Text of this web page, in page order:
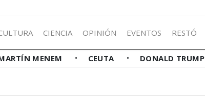
CIENCIA OPINIÓN EVENTOS RESTÓ
MENEM CEUTA DONALD TRUMP